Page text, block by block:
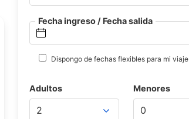
Fecha ingreso / Fecha salida
Dispongo de fechas flexibles para mi viaje
Adultos Menores